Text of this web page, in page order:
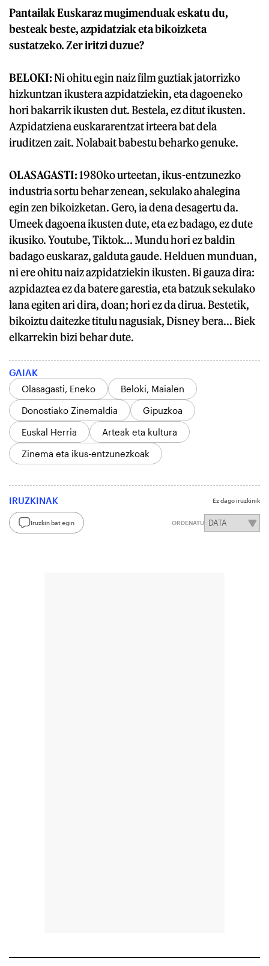
Pantailak Euskaraz mugimenduak eskatu du,
besteak beste, azpidatziak eta bikoizketa
sustatzeko. Zer iritzi duzue?
BELOKI:Ni ohitu egin naiz film guztiak jatorrizko
hizkuntzan ikustera azpidatziekin, eta dagoeneko
hori bakarrik ikusten dut. Bestela, ez ditut ikusten.
Azpidatziena euskararentzat irteera bat dela
iruditzen zait. Nolabait babestu beharko genuke.
OLASAGASTI:1980ko urteetan, ikus-entzunezko
industria sortu behar zenean, sekulako ahalegina
egin zen bikoizketan. Gero, ia dena desagertu da.
Umeek dagoena ikusten dute, eta ez badago, ez dute
ikusiko. Youtube, Tiktok... Mundu hori ez baldin
badago euskaraz, galduta gaude. Helduen munduan,
ni ere ohitu naiz azpidatziekin ikusten. Bi gauza dira:
azpidaztea ez da batere garestia, eta batzuk sekulako
lana egiten ari dira, doan; hori ez da dirua. Bestetik,
bikoiztu daitezke titulu nagusiak, Disney bera... Biek
elkarrekin bizi behar dute.
GAIAK
Olasagasti, Eneko
Beloki, Maialen
Donostiako Zinemaldia
Gipuzkoa
Euskal Herria
Arteak eta kultura
Zinema eta ikus-entzunezkoak
IRUZKINAK Ez dago iruzkinik
Iruzkin bat egin ORDENATU